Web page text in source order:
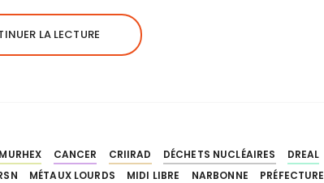
LA LECTURE
CANCER CRIIRAD DÉCHETS NUCLÉAIRES DREAL
MÉTAUX LOURDS MIDI LIBRE NARBONNE PRÉFECTURE